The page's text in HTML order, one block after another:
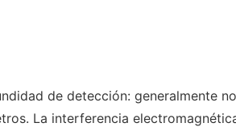
de detección: generalmente no
La interferencia